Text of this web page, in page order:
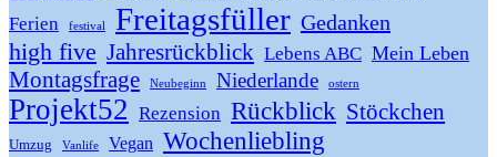
Ferien festival Freitagsfüller Gedanken
high five Jahresrückblick Lebens ABC Mein Leben
Montagsfrage Neubeginn Niederlande ostern
Projekt52 Rezension Rückblick Stöckchen
Umzug Vanlife Vegan Wochenliebling